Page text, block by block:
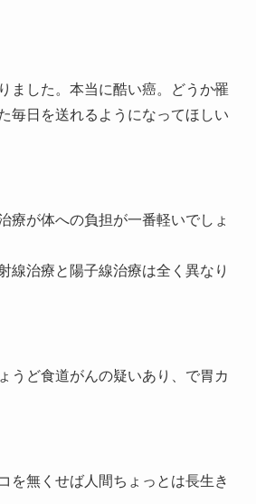
ました。本当に酷い癌。どうか罹
毎日を送れるようになってほしい
療が体への負担が一番軽いでしょ
線治療と陽子線治療は全く異なり
うど食道がんの疑いあり、で胃カ
を無くせば人間ちょっとは長生き